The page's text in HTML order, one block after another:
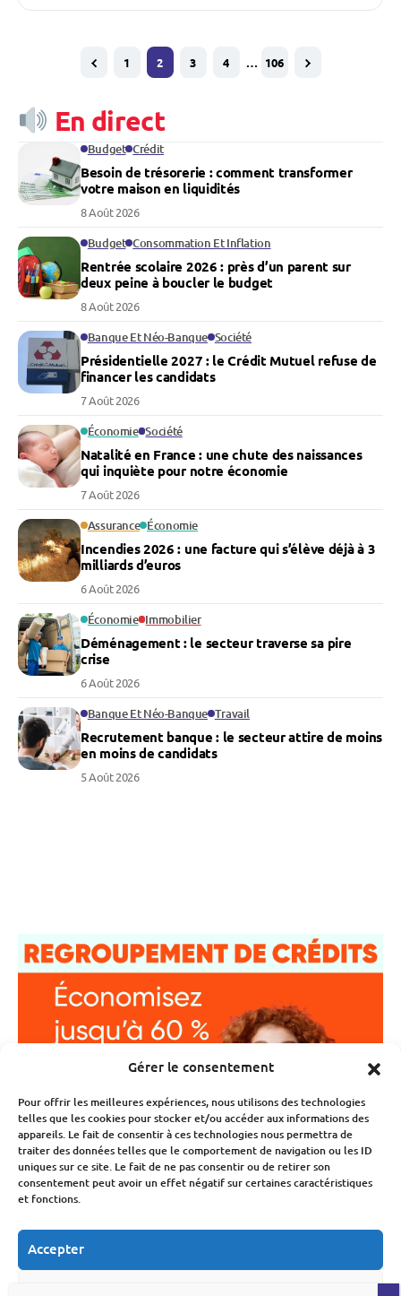
Gérer le consentement
Pour offrir les meilleures expériences, nous utilisons des technologies
telles que les cookies pour stocker et/ou accéder aux informations des
appareils. Le fait de consentir à ces technologies nous permettra de
traiter des données telles que le comportement de navigation ou les ID
uniques sur ce site. Le fait de ne pas consentir ou de retirer son
consentement peut avoir un effet négatif sur certaines caractéristiques
et fonctions.
Accepter
1 2 3 4 … 106
En direct
Budget Crédit
Besoin de trésorerie : comment transformer
votre maison en liquidités
8 Août 2026
Budget Consommation Et Inflation
Rentrée scolaire 2026 : près d’un parent sur
deux peine à boucler le budget
8 Août 2026
Banque Et Néo-Banque Société
Présidentielle 2027 : le Crédit Mutuel refuse de
financer les candidats
7 Août 2026
Économie Société
Natalité en France : une chute des naissances
qui inquiète pour notre économie
7 Août 2026
Assurance Économie
Incendies 2026 : une facture qui s’élève déjà à 3
milliards d’euros
6 Août 2026
Économie Immobilier
Déménagement : le secteur traverse sa pire
crise
6 Août 2026
Banque Et Néo-Banque Travail
Recrutement banque : le secteur attire de moins
en moins de candidats
5 Août 2026